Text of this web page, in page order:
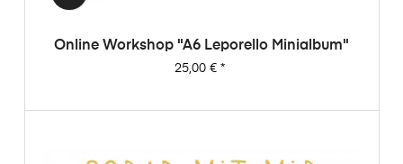
Online Workshop "A6 Leporello Minialbum"
Preis
25,00 €*